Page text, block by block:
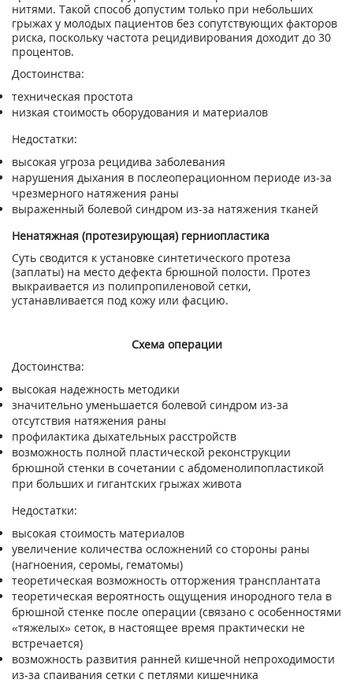
нитями. Такой способ допустим только при небольших
грыжах у молодых пациентов без сопутствующих факторов
риска, поскольку частота рецидивирования доходит до 30
процентов.
Достоинства:
техническая простота
низкая стоимость оборудования и материалов
Недостатки:
высокая угроза рецидива заболевания
нарушения дыхания в послеоперационном периоде из-за
чрезмерного натяжения раны
выраженный болевой синдром из-за натяжения тканей
Ненатяжная (протезирующая) герниопластика
Суть сводится к установке синтетического протеза
(заплаты) на место дефекта брюшной полости. Протез
выкраивается из полипропиленовой сетки,
устанавливается под кожу или фасцию.
Схема операции
Достоинства:
высокая надежность методики
значительно уменьшается болевой синдром из-за
отсутствия натяжения раны
профилактика дыхательных расстройств
возможность полной пластической реконструкции
брюшной стенки в сочетании с абдоменолипопластикой
при больших и гигантских грыжах живота
Недостатки:
высокая стоимость материалов
увеличение количества осложнений со стороны раны
(нагноения, серомы, гематомы)
теоретическая возможность отторжения трансплантата
теоретическая вероятность ощущения инородного тела в
брюшной стенке после операции (связано с особенностями
«тяжелых» сеток, в настоящее время практически не
встречается)
возможность развития ранней кишечной непроходимости
из-за спаивания сетки с петлями кишечника